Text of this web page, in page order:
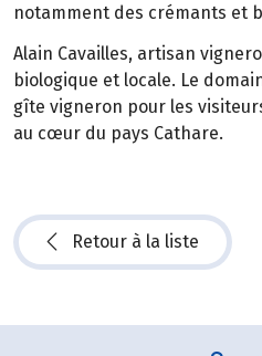
notamment des crémants et
Alain Cavailles, artisan
biologique et locale. Le
gîte vigneron pour les
au cœur du pays Cathare.
Retour à la liste